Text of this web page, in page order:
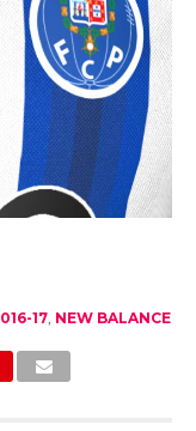
17, NEW BALANCE